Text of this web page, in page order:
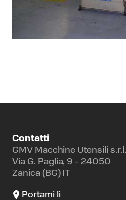
Contatti
GMV Macchine Utensili s.r.l.
Via G. Paglia, 9 - 24050
Zanica (BG) IT
Portami lì